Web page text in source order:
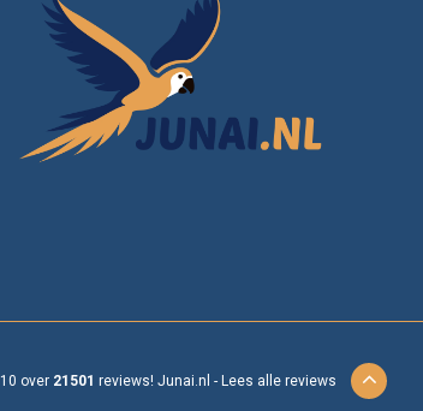
10 over 21501 reviews! Junai.nl - Lees alle reviews